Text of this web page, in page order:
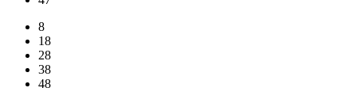
8
18
28
38
48